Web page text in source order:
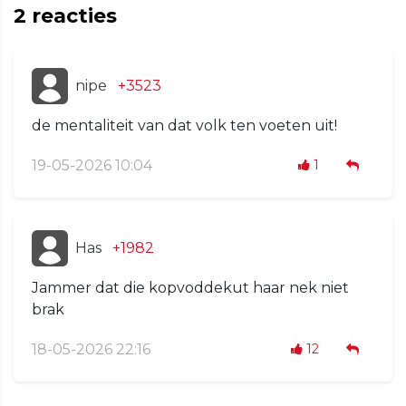
2 reacties
nipe +3523
de mentaliteit van dat volk ten voeten uit!
19-05-2026 10:04 1
Has +1982
Jammer dat die kopvoddekut haar nek niet
brak
18-05-2026 22:16 12